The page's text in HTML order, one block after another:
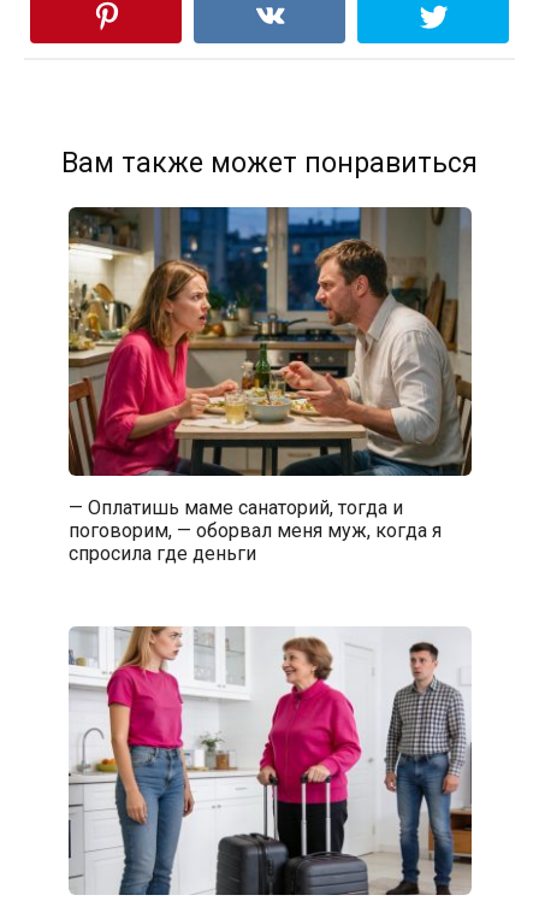
Вам также может понравиться
— Оплатишь маме санаторий, тогда и
поговорим, — оборвал меня муж, когда я
спросила где деньги